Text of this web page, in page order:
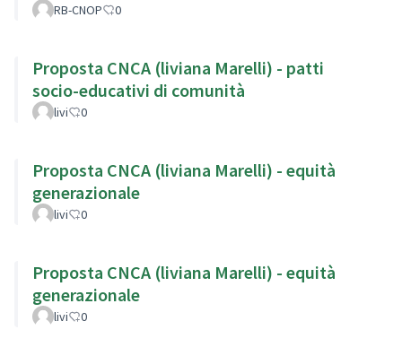
RB-CNOP 0
Proposta CNCA (liviana Marelli) - patti
socio-educativi di comunità
livi 0
Proposta CNCA (liviana Marelli) - equità
generazionale
livi 0
Proposta CNCA (liviana Marelli) - equità
generazionale
livi 0